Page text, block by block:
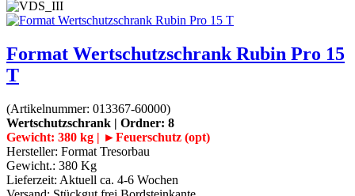
Format Wertschutzschrank Rubin Pro 15
T
(Artikelnummer: 013367-60000)
Wertschutzschrank | Ordner: 8
Gewicht: 380 kg | ►Feuerschutz (opt)
Hersteller: Format Tresorbau
Gewicht.: 380 Kg
Lieferzeit: Aktuell ca. 4-6 Wochen